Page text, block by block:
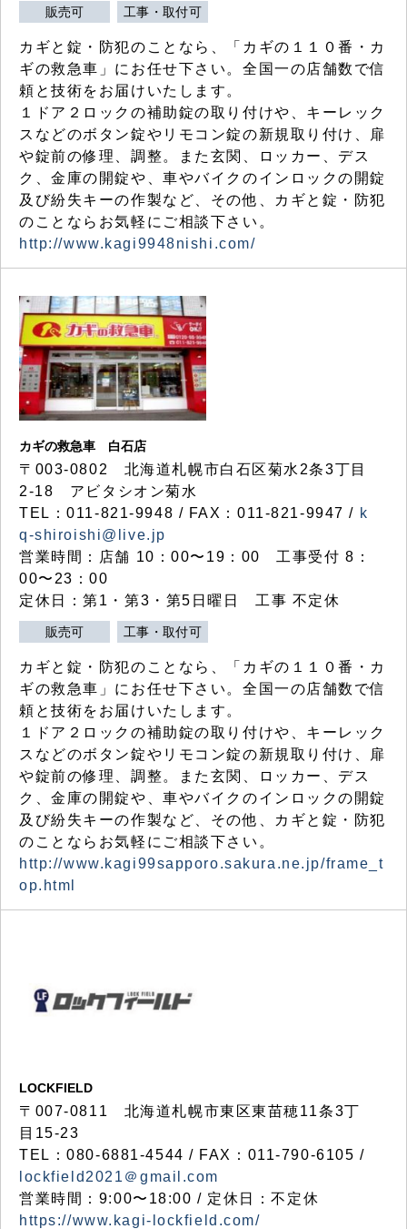
販売可 工事・取付可
カギと錠・防犯のことなら、「カギの１１０番・カ
ギの救急車」にお任せ下さい。全国一の店舗数で信
頼と技術をお届けいたします。
１ドア２ロックの補助錠の取り付けや、キーレック
スなどのボタン錠やリモコン錠の新規取り付け、扉
や錠前の修理、調整。また玄関、ロッカー、デス
ク、金庫の開錠や、車やバイクのインロックの開錠
及び紛失キーの作製など、その他、カギと錠・防犯
のことならお気軽にご相談下さい。
http://www.kagi9948nishi.com/
カギの救急車 白石店
〒003-0802 北海道札幌市白石区菊水2条3丁目
2-18 アビタシオン菊水
TEL：011-821-9948 / FAX：011-821-9947 / k
q-shiroishi@live.jp
営業時間：店舗 10：00〜19：00 工事受付 8：
00〜23：00
定休日：第1・第3・第5日曜日 工事 不定休
販売可 工事・取付可
カギと錠・防犯のことなら、「カギの１１０番・カ
ギの救急車」にお任せ下さい。全国一の店舗数で信
頼と技術をお届けいたします。
１ドア２ロックの補助錠の取り付けや、キーレック
スなどのボタン錠やリモコン錠の新規取り付け、扉
や錠前の修理、調整。また玄関、ロッカー、デス
ク、金庫の開錠や、車やバイクのインロックの開錠
及び紛失キーの作製など、その他、カギと錠・防犯
のことならお気軽にご相談下さい。
http://www.kagi99sapporo.sakura.ne.jp/frame_t
op.html
LOCKFIELD
〒007-0811 北海道札幌市東区東苗穂11条3丁
目15-23
TEL：080-6881-4544 / FAX：011-790-6105 /
lockfield2021＠gmail.com
営業時間：9:00〜18:00 / 定休日：不定休
https://www.kagi-lockfield.com/